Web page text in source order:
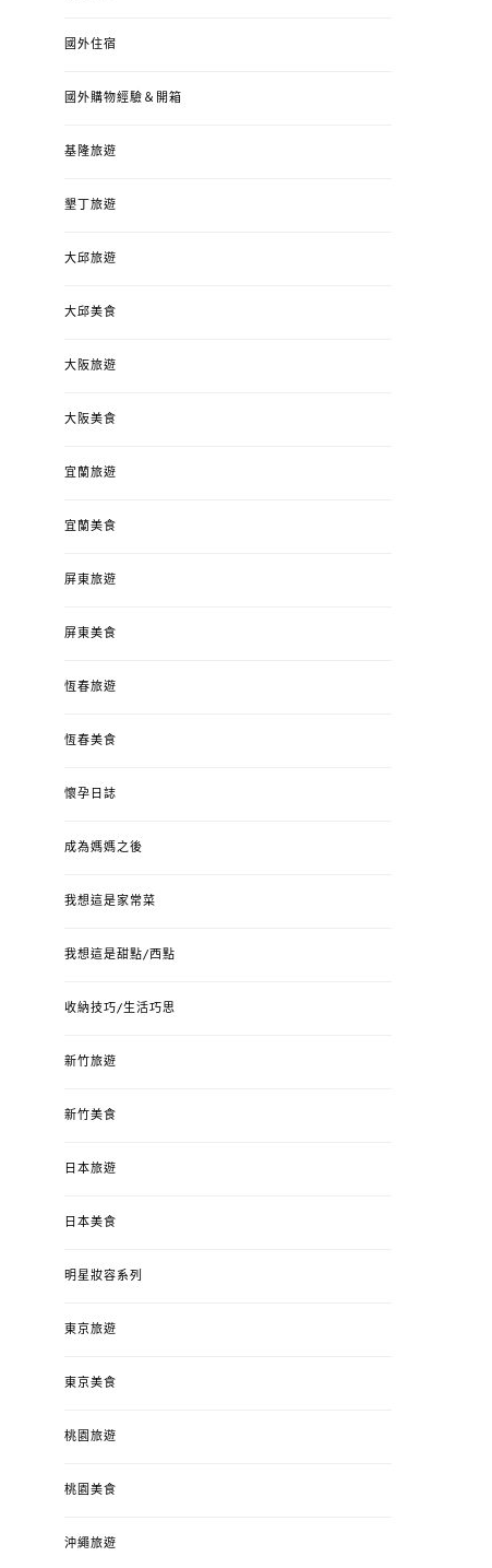
國外住宿
國外購物經驗＆開箱
基隆旅遊
墾丁旅遊
大邱旅遊
大邱美食
大阪旅遊
大阪美食
宜蘭旅遊
宜蘭美食
屏東旅遊
屏東美食
恆春旅遊
恆春美食
懷孕日誌
成為媽媽之後
我想這是家常菜
我想這是甜點/西點
收納技巧/生活巧思
新竹旅遊
新竹美食
日本旅遊
日本美食
明星妝容系列
東京旅遊
東京美食
桃園旅遊
桃園美食
沖繩旅遊